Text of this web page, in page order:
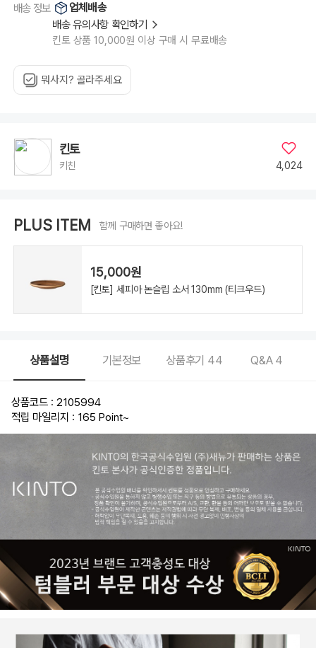
배송 정보
업체배송
배송 유의사항 확인하기
킨토 상품 10,000원 이상 구매 시 무료배송
뭐사지? 골라주세요
킨토
키친 4,024
PLUS ITEM 함께 구매하면 좋아요!
15,000원
[킨토] 세피아 논슬립 소서 130mm (티크우드)
상품설명 기본정보 상품후기 44 Q&A 4
상품코드 : 2105994
적립 마일리지 : 165 Point~